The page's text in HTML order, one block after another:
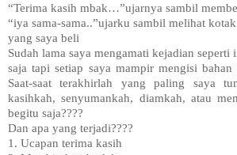
“Terima kasih mbak…”ujarnya sambil
“iya sama-sama..”ujarku sambil melihat
yang saya beli
Sudah lama saya mengamati kejadian
saja tapi setiap saya mampir mengisi
Saat-saat terakhirlah yang paling saya
kasihkah, senyumankah, diamkah, atau
begitu saja????
Dan apa yang terjadi????
1. Ucapan terima kasih